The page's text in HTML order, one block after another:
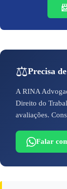
⚖️Precisa
A RINA
Direito do
avaliações.
Falar